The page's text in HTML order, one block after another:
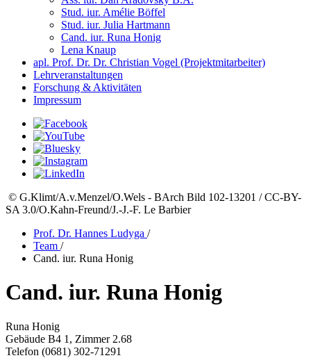
Stud. iur. Amélie Böffel
Stud. iur. Julia Hartmann
Cand. iur. Runa Honig
Lena Knaup
apl. Prof. Dr. Dr. Christian Vogel (Projektmitarbeiter)
Lehrveranstaltungen
Forschung & Aktivitäten
Impressum
© G.Klimt/A.v.Menzel/O.Wels - BArch Bild 102-13201 / CC-BY-
SA 3.0/O.Kahn-Freund/J.-J.-F. Le Barbier
Prof. Dr. Hannes Ludyga /
Team /
Cand. iur. Runa Honig
Cand. iur. Runa Honig
Runa Honig
Gebäude B4 1, Zimmer 2.68
Telefon (0681) 302-71291